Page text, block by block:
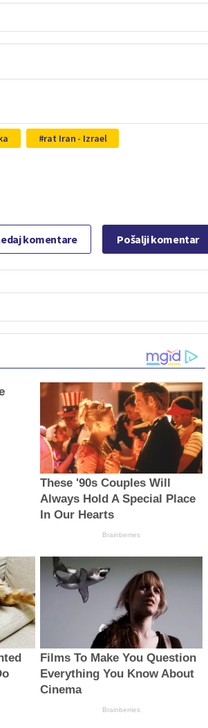
rat Iran - Izrael
komentare Pošalji komentar
These '90s Couples Will
Always Hold A Special Place
In Our Hearts
Brainberries
Films To Make You Question
Everything You Know About
Cinema
Brainberries